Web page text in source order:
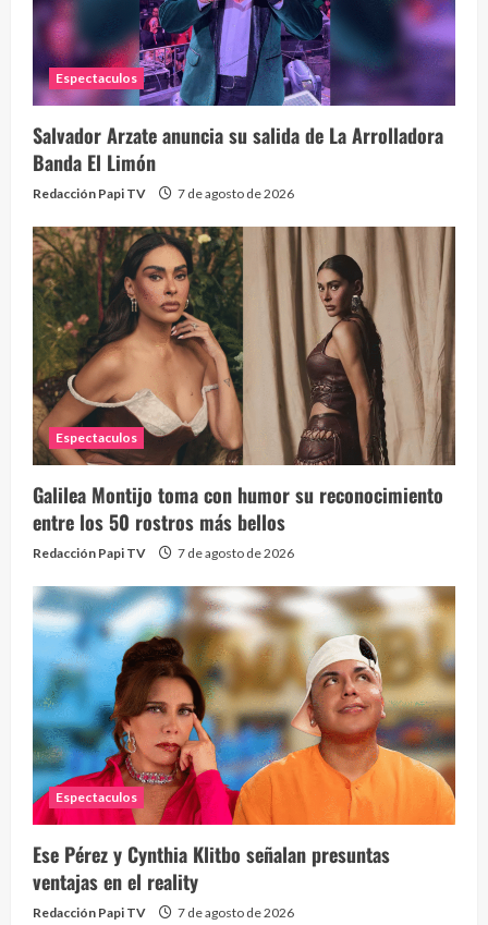
Espectaculos
Salvador Arzate anuncia su salida de La Arrolladora
Banda El Limón
Redacción Papi TV 7 de agosto de 2026
Espectaculos
Galilea Montijo toma con humor su reconocimiento
entre los 50 rostros más bellos
Redacción Papi TV 7 de agosto de 2026
Espectaculos
Ese Pérez y Cynthia Klitbo señalan presuntas
ventajas en el reality
Redacción Papi TV 7 de agosto de 2026